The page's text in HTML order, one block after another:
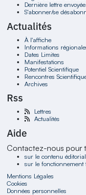
Dernière lettre envoyée
S'abonner/se
Actualités
À l'affiche
Informations
Dates Limites
Manifestations
Potentiel Scientifique
Rencontres
Archives
Rss
Lettres
Actualités
Aide
Contactez-nous pour
sur le contenu éditorial
sur le fonctionnement
Mentions Légales
Cookies
Données personnelles